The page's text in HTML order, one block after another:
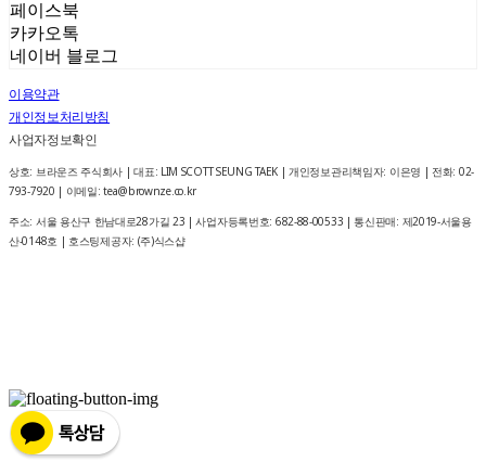
페이스북
카카오톡
네이버 블로그
이용약관
개인정보처리방침
사업자정보확인
상호: 브라운즈 주식회사 | 대표: LIM SCOTT SEUNG TAEK | 개인정보관리책임자: 이은영 | 전화: 02-
793-7920 | 이메일: tea@brownze.co.kr
주소: 서울 용산구 한남대로28가길 23 | 사업자등록번호: 682-88-00533 | 통신판매: 제2019-서울용
산-0148호 | 호스팅제공자: (주)식스샵